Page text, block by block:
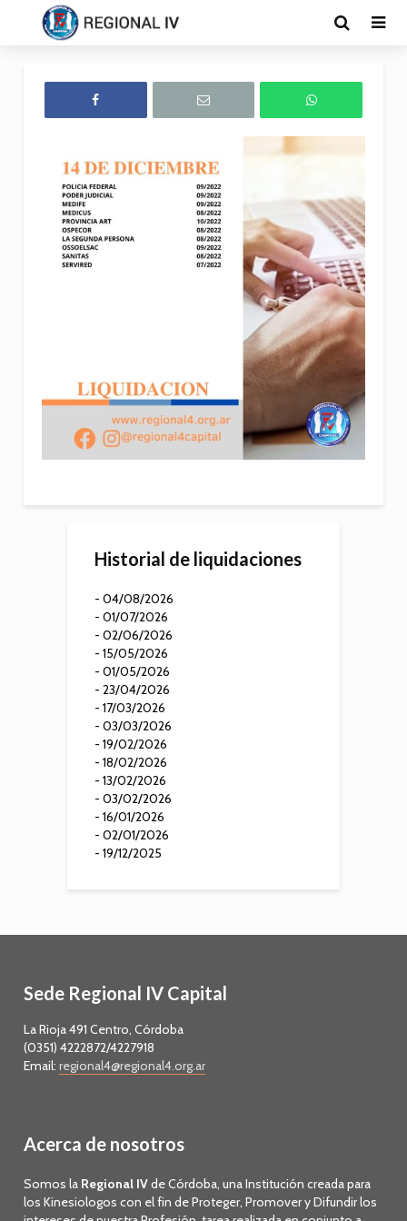
Historial de liquidaciones
- 04/08/2026
- 01/07/2026
- 02/06/2026
- 15/05/2026
- 01/05/2026
- 23/04/2026
- 17/03/2026
- 03/03/2026
- 19/02/2026
- 18/02/2026
- 13/02/2026
- 03/02/2026
- 16/01/2026
- 02/01/2026
- 19/12/2025
Sede Regional IV Capital
La Rioja 491 Centro, Córdoba
(0351) 4222872/4227918
Email:regional4@regional4.org.ar
Acerca de nosotros
Somos la Regional IVde Córdoba, una Institución creada para
los Kinesiologos con el fin de Proteger, Promover y Difundir los